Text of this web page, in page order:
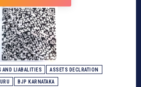
AND LIABALITIES ASSETS DECLRATION
BJP KARNATAKA